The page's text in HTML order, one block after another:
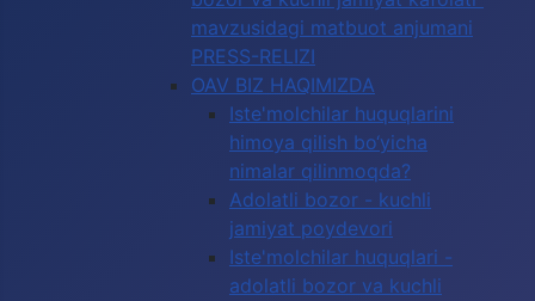
mavzusidagi matbuot anjumani
PRESS-RELIZI
OAV BIZ HAQIMIZDA
Iste'molchilar huquqlarini
himoya qilish bo‘yicha
nimalar qilinmoqda?
Adolatli bozor - kuchli
jamiyat poydevori
Iste'molchilar huquqlari -
adolatli bozor va kuchli